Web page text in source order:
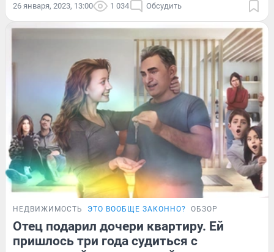
26 января, 2023, 13:00 1 034 Обсудить
НЕДВИЖИМОСТЬ ЭТО ВООБЩЕ ЗАКОННО? ОБЗОР
Отец подарил дочери квартиру. Ей
пришлось три года судиться с